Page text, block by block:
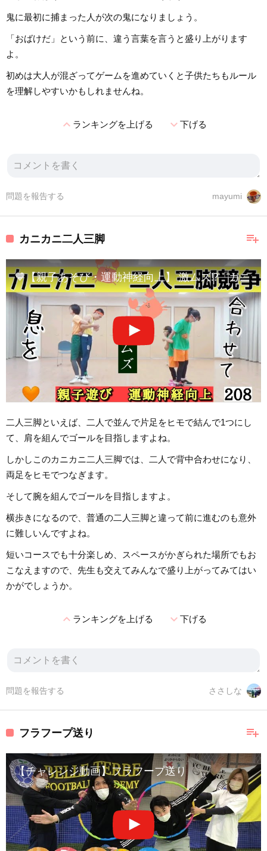
鬼に最初に捕まった人が次の鬼になりましょう。
「おばけだ」という前に、違う言葉を言うと盛り上がります
よ。
初めは大人が混ざってゲームを進めていくと子供たちもルール
を理解しやすいかもしれませんね。
expand_lessランキングを上げる expand_more下げる
mayumi
問題を報告する
playlist_add
カニカニ二人三脚
🧡【親子あそび・運動神経向上】 激ムズ⁉️「カニ
二人三脚といえば、二人で並んで片足をヒモで結んで1つにし
て、肩を組んでゴールを目指しますよね。
しかしこのカニカニ二人三脚では、二人で背中合わせになり、
両足をヒモでつなぎます。
そして腕を組んでゴールを目指しますよ。
横歩きになるので、普通の二人三脚と違って前に進むのも意外
に難しいんですよね。
短いコースでも十分楽しめ、スペースがかぎられた場所でもお
こなえますので、先生も交えてみんなで盛り上がってみてはい
かがでしょうか。
expand_lessランキングを上げる expand_more下げる
ささしな
問題を報告する
playlist_add
フラフープ送り
【チャレンジ動画】フラフープ送り